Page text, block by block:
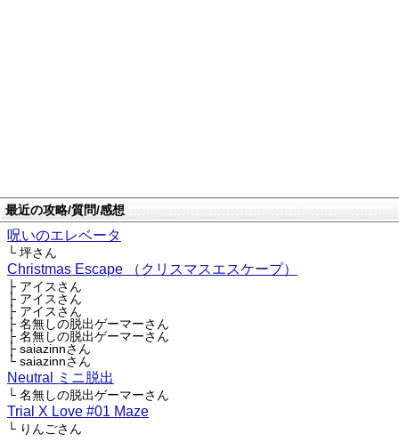
最近の攻略/質問/感想
呪いのエレベータ
└ 坪さん
Christmas Escape （クリスマスエスケープ）
├ アイスさん
├ アイスさん
├ アイスさん
├ 名無しの脱出ゲーマーさん
├ 名無しの脱出ゲーマーさん
├ saiazinnさん
└ saiazinnさん
Neutral ミニ脱出
└ 名無しの脱出ゲーマーさん
Trial X Love #01 Maze
└ りんごさん